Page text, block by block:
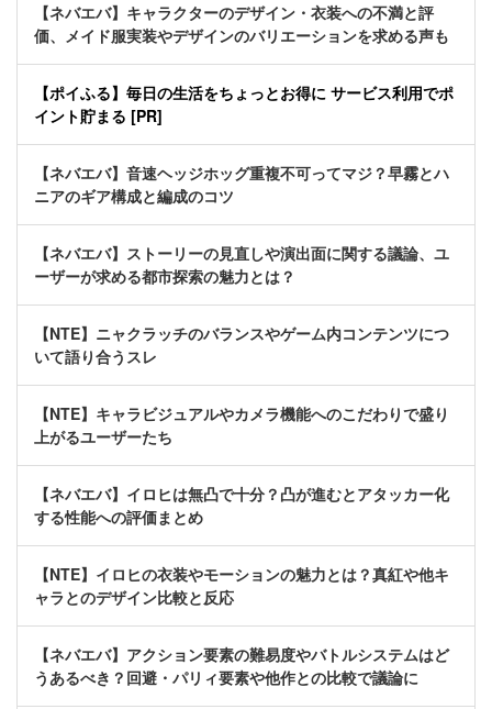
【ネバエバ】キャラクターのデザイン・衣装への不満と評
価、メイド服実装やデザインのバリエーションを求める声も
【ポイふる】毎日の生活をちょっとお得に サービス利用でポ
イント貯まる [PR]
【ネバエバ】音速ヘッジホッグ重複不可ってマジ？早霧とハ
ニアのギア構成と編成のコツ
【ネバエバ】ストーリーの見直しや演出面に関する議論、ユ
ーザーが求める都市探索の魅力とは？
【NTE】ニャクラッチのバランスやゲーム内コンテンツにつ
いて語り合うスレ
【NTE】キャラビジュアルやカメラ機能へのこだわりで盛り
上がるユーザーたち
【ネバエバ】イロヒは無凸で十分？凸が進むとアタッカー化
する性能への評価まとめ
【NTE】イロヒの衣装やモーションの魅力とは？真紅や他キ
ャラとのデザイン比較と反応
【ネバエバ】アクション要素の難易度やバトルシステムはど
うあるべき？回避・パリィ要素や他作との比較で議論に